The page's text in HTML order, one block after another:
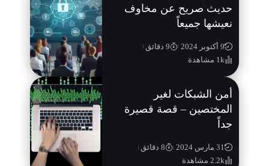
حديث صريح عن مخاوف
نعيشها جميعاً
9 أكتوبر 2024
9 دقائق
1k مشاهدة
أمن الشبكات لغير
المختصين – قصة قصيرة
جداً
31 مارس 2024
8 دقائق
2.2k مشاهدة